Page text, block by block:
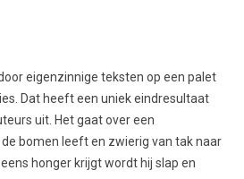
eigenzinnige teksten op een palet
Dat heeft een uniek eindresultaat
uit. Het gaat over een
bomen leeft en zwierig van tak naar
honger krijgt wordt hij slap en